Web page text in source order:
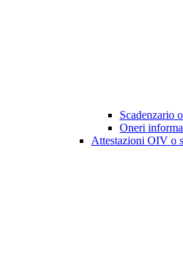
Scadenzario
Oneri
Attestazioni OIV o